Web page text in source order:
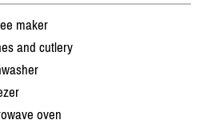
maker
and cutlery
oven